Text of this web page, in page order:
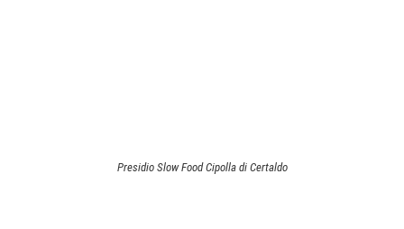
Presidio Slow Food Cipolla di Certaldo